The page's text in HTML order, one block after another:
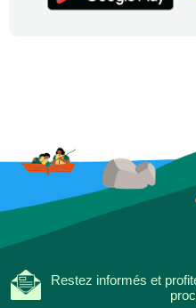
Restez informés et